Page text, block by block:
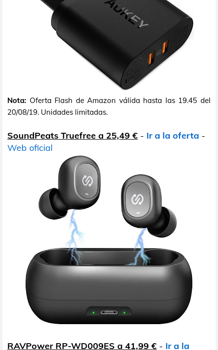
Nota: Oferta Flash de Amazon válida hasta las 19.45 del
20/08/19. Unidades limitadas.
SoundPeats Truefree a 25,49 € - Ir a la oferta -
Web oficial
RAVPower RP-WD009ES a 41,99 € - Ir a la